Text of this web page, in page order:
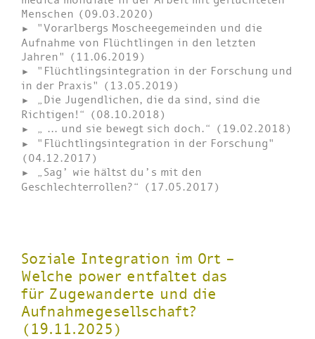
Menschen (09.03.2020)
"Vorarlbergs Moscheegemeinden und die
Aufnahme von Flüchtlingen in den letzten
Jahren" (11.06.2019)
"Flüchtlingsintegration in der Forschung und
in der Praxis" (13.05.2019)
„Die Jugendlichen, die da sind, sind die
Richtigen!“ (08.10.2018)
„ ... und sie bewegt sich doch.“ (19.02.2018)
"Flüchtlingsintegration in der Forschung"
(04.12.2017)
„Sag’ wie hältst du’s mit den
Geschlechterrollen?“ (17.05.2017)
Soziale Integration im Ort –
Welche power entfaltet das
für Zugewanderte und die
Aufnahmegesellschaft?
(19.11.2025)